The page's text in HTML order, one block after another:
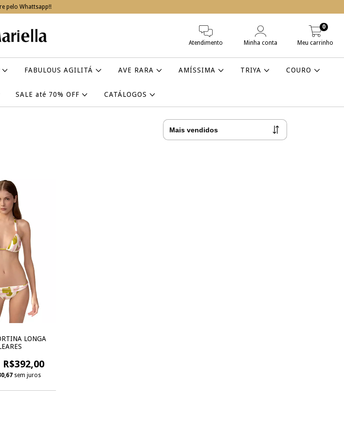
pelo Whattsapp!!
Atendimento Minha conta Meu carrinho
0
FABULOUS AGILITÁ AVE RARA AMÍSSIMA TRIYA COURO
SALE até 70% OFF CATÁLOGOS
LONGA
R$392,00
sem juros